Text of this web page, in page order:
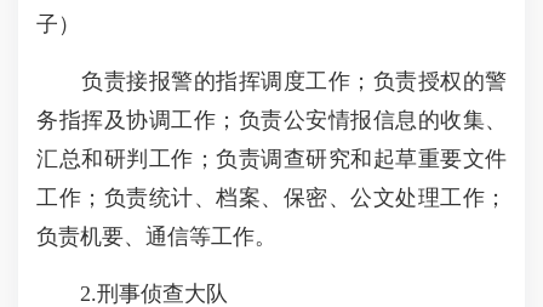
子）
负责接报警的指挥调度工作；负责授权的警
务指挥及协调工作；负责公安情报信息的收集、
汇总和研判工作；负责调查研究和起草重要文件
工作；负责统计、档案、保密、公文处理工作；
负责机要、通信等工作。
2.刑事侦查大队